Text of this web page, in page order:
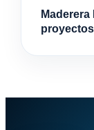
proyectos